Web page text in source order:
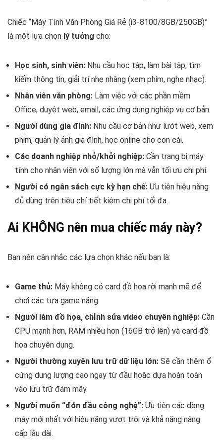
Chiếc “Máy Tính Văn Phòng Giá Rẻ (i3-8100/8GB/250GB)”
là một lựa chọn lý tưởng cho:
Học sinh, sinh viên: Nhu cầu học tập, làm bài tập, tìm
kiếm thông tin, giải trí nhẹ nhàng (xem phim, nghe nhạc).
Nhân viên văn phòng: Làm việc với các phần mềm
Office, duyệt web, email, các ứng dụng nghiệp vụ cơ bản.
Người dùng gia đình: Nhu cầu cơ bản như lướt web, xem
phim, quản lý ảnh gia đình, học online cho con cái.
Các doanh nghiệp nhỏ/khởi nghiệp: Cần trang bị máy
tính cho nhân viên với số lượng lớn mà vẫn tối ưu chi phí.
Người có ngân sách cực kỳ hạn chế: Ưu tiên hiệu năng
đủ dùng trên tiêu chí tiết kiệm chi phí tối đa.
Ai KHÔNG nên mua chiếc máy này?
Bạn nên cân nhắc các lựa chọn khác nếu bạn là:
Game thủ: Máy không có card đồ họa rời mạnh mẽ để
chơi các tựa game nặng.
Người làm đồ họa, chỉnh sửa video chuyên nghiệp: Cần
CPU mạnh hơn, RAM nhiều hơn (16GB trở lên) và card đồ
họa chuyên dụng.
Người thường xuyên lưu trữ dữ liệu lớn: Sẽ cần thêm ổ
cứng dung lượng cao ngay từ đầu hoặc dựa hoàn toàn
vào lưu trữ đám mây.
Người muốn “đón đầu công nghệ”: Ưu tiên các dòng
máy mới nhất với hiệu năng vượt trội và khả năng nâng
cấp lâu dài.